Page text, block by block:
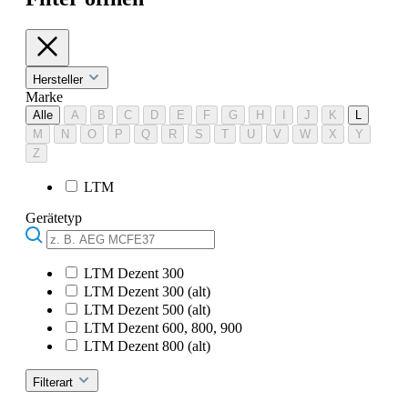
Hersteller
Marke
Alle A B C D E F G H J K
M
N O P Q R S T U V W X
Y
Z
LTM
Gerätetyp
LTM Dezent 300
LTM Dezent 300 (alt)
LTM Dezent 500 (alt)
LTM Dezent 600, 800, 900
LTM Dezent 800 (alt)
Filterart